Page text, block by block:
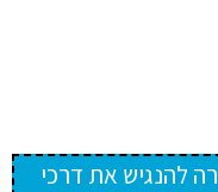
להנגיש את דרכי